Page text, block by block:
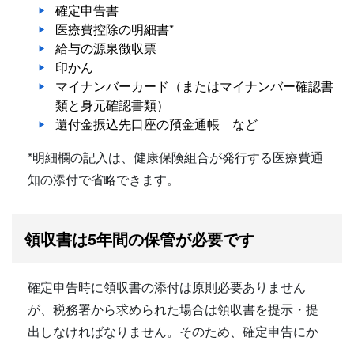
確定申告書
医療費控除の明細書*
給与の源泉徴収票
印かん
マイナンバーカード（またはマイナンバー確認書
類と身元確認書類）
還付金振込先口座の預金通帳 など
*明細欄の記入は、健康保険組合が発行する医療費通
知の添付で省略できます。
領収書は5年間の保管が必要です
確定申告時に領収書の添付は原則必要ありません
が、税務署から求められた場合は領収書を提示・提
出しなければなりません。そのため、確定申告にか